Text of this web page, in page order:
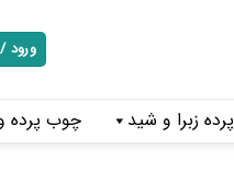
پرده زبرا و شید چوب پرده